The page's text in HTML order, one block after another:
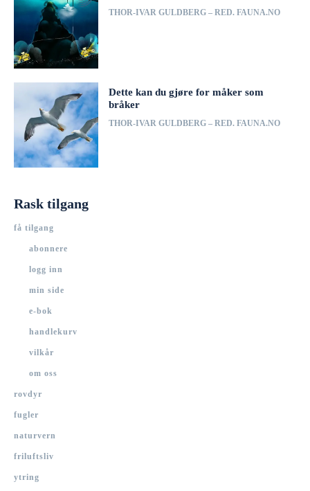
THOR-IVAR GULDBERG – RED. FAUNA.NO
Dette kan du gjøre for måker som
bråker
THOR-IVAR GULDBERG – RED. FAUNA.NO
Rask tilgang
få tilgang
abonnere
logg inn
min side
e-bok
handlekurv
vilkår
om oss
rovdyr
fugler
naturvern
friluftsliv
ytring